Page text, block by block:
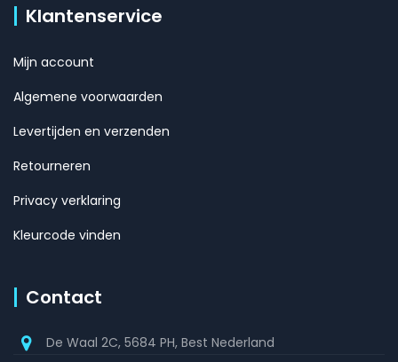
Klantenservice
Mijn account
Algemene voorwaarden
Levertijden en verzenden
Retourneren
Privacy verklaring
Kleurcode vinden
Contact
De Waal 2C, 5684 PH, Best Nederland